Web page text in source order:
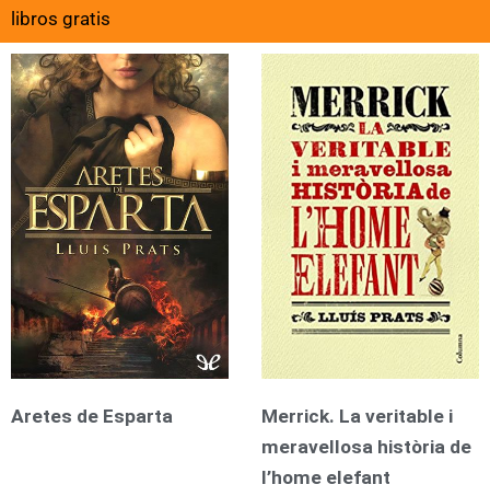
libros gratis
Aretes de Esparta
Merrick. La veritable i
meravellosa història de
l’home elefant